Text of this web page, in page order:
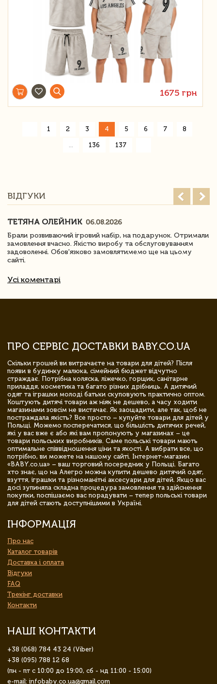
1675 грн
1 2 3 4 5 6 7 8
136 137
ВІДГУКИ
ТЕТЯНА ОЛЕЙНИК 06.08.2026
Брали розвиваючий ігровий набір, на подарунок. Отримали
замовлення вчасно. Якістю виробу та обслуговуванням
задоволенні. Обов'язково замовлятимемо ще на цьому
сайті.
Усі коментарі
ПРО СЕРВІС ДОСТАВКИ BABY.CO.UA
Скільки грошей ви витрачаєте на товари для дітей? Після
появи в будинку малюка, сімейний бюджет відчутно
страждає. Потрібна коляска, ліжечко, горщик, санітарне
приладдя, косметика та багато різних дрібниць. А дитячий
одяг та іграшки молоді батьки скуповують практично оптом.
Коштують дитячі товари аж ніяк не дешево, а часу ходити
магазинами зовсім не вистачає. Як заощадити, але так, щоб не
постраждала якість? Все просто – купуйте товари для дітей у
Польщі. Можемо посперечатися, що більшість дитячих речей,
які у вас вже є або які вам пропонують у магазинах – це
товари польських виробників. Саме польські товари мають
оптимальне співвідношення ціни та якості. А вибрати все, що
потрібно, ви можете на нашому сайті. Інтернет-магазин
«BABY.co.ua» – ваш торговий посередник у Польщі. Багато
хто знає, що на Алегро можна купити дешево дитячий одяг,
взуття, іграшки та різноманітні аксесуари для дітей. Якщо вас
досі зупиняла складна процедура замовлення та здійснення
покупки, поспішаємо вас порадувати – тепер польські товари
для дітей стають доступнішими в Україні.
ІНФОРМАЦІЯ
Про нас
Каталог товарів
Доставка і оплата
Відгуки
FAQ
Трекінг доставки
Контакти
НАШІ КОНТАКТИ
+38 (068) 784 43 24 (Viber)
+38 (095) 788 12 68
(пн - пт с 10:00 до 19:00, сб - нд 11:00 - 15:00)
e-mail: infobaby.co.ua@gmail.com